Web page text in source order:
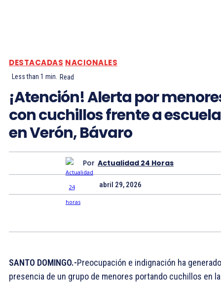
DESTACADAS NACIONALES
Less than 1 min. Read
¡Atención! Alerta por
con cuchillos frente a escuela
en Verón, Bávaro
Por Actualidad 24 Horas
abril 29, 2026
SANTO DOMINGO.-Preocupación e indignación ha
presencia de un grupo de menores portando cuchillos en